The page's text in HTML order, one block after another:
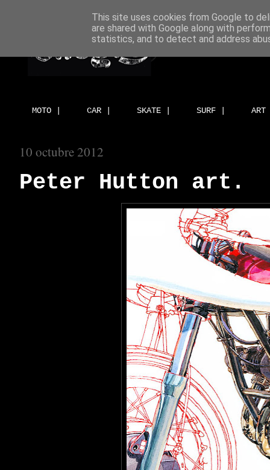
MOTO | CAR | SKATE | SURF |
10 octubre 2012
Peter Hutton art.
This site uses cookies from Google to
are shared with Google along with
statistics, and to detect and address